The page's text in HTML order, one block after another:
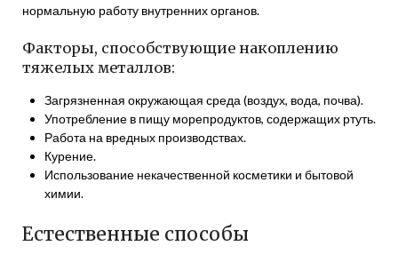
нормальную работу внутренних органов.
Факторы, способствующие накоплению
тяжелых металлов:
Загрязненная окружающая среда (воздух, вода, почва).
Употребление в пищу морепродуктов, содержащих ртуть.
Работа на вредных производствах.
Курение.
Использование некачественной косметики и бытовой
химии.
Естественные способы